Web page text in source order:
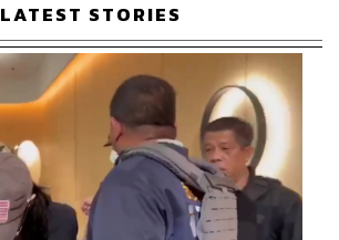
LATEST STORIES